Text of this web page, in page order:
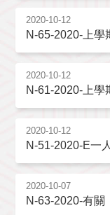
2020-10-12
N-65-2020-上學
2020-10-12
N-61-2020-上學
2020-10-12
N-51-2020-E一
2020-10-07
N-63-2020-有關